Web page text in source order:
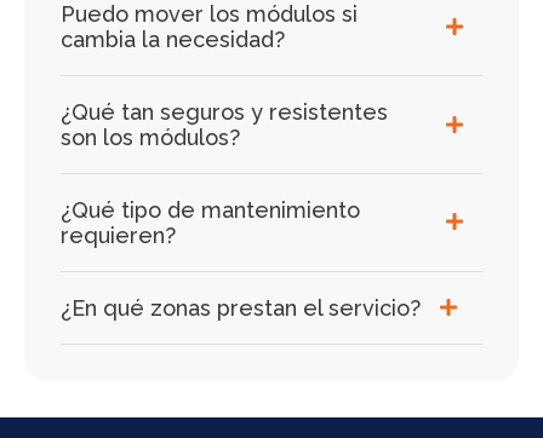
Puedo mover los módulos si
cambia la necesidad?
¿Qué tan seguros y resistentes
son los módulos?
¿Qué tipo de mantenimiento
requieren?
¿En qué zonas prestan el servicio?